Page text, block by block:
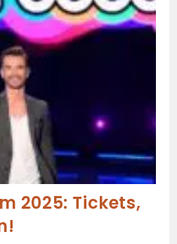
2025: Tickets,